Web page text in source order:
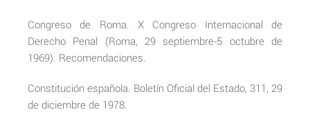
Congreso de Roma. X Congreso Internacional de
Derecho Penal (Roma, 29 septiembre-5 octubre de
1969). Recomendaciones.
Constitución española. Boletín Oficial del Estado, 311, 29
de diciembre de 1978.